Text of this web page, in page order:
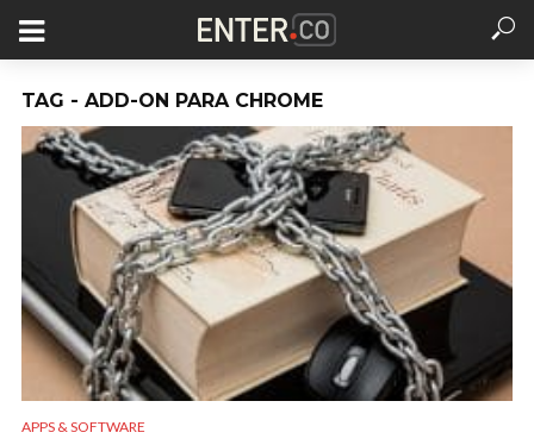
TAG - ADD-ON PARA CHROME
APPS & SOFTWARE